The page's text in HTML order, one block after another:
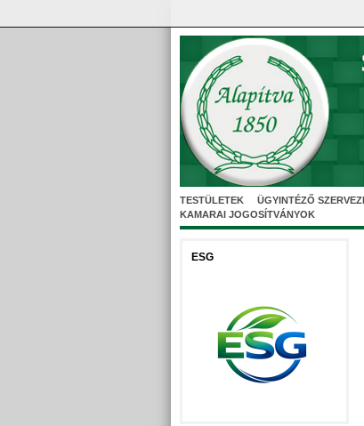
TESTÜLETEK ÜGYINTÉZŐ
KAMARAI JOGOSÍTVÁNYOK
ESG